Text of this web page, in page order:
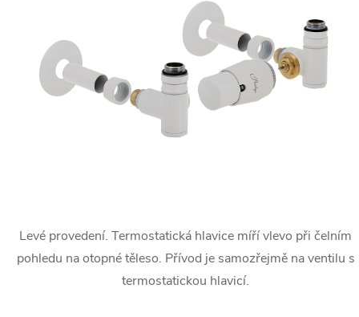
Levé provedení. Termostatická hlavice míří vlevo při čelním
pohledu na otopné těleso. Přívod je samozřejmě na ventilu s
termostatickou hlavicí.